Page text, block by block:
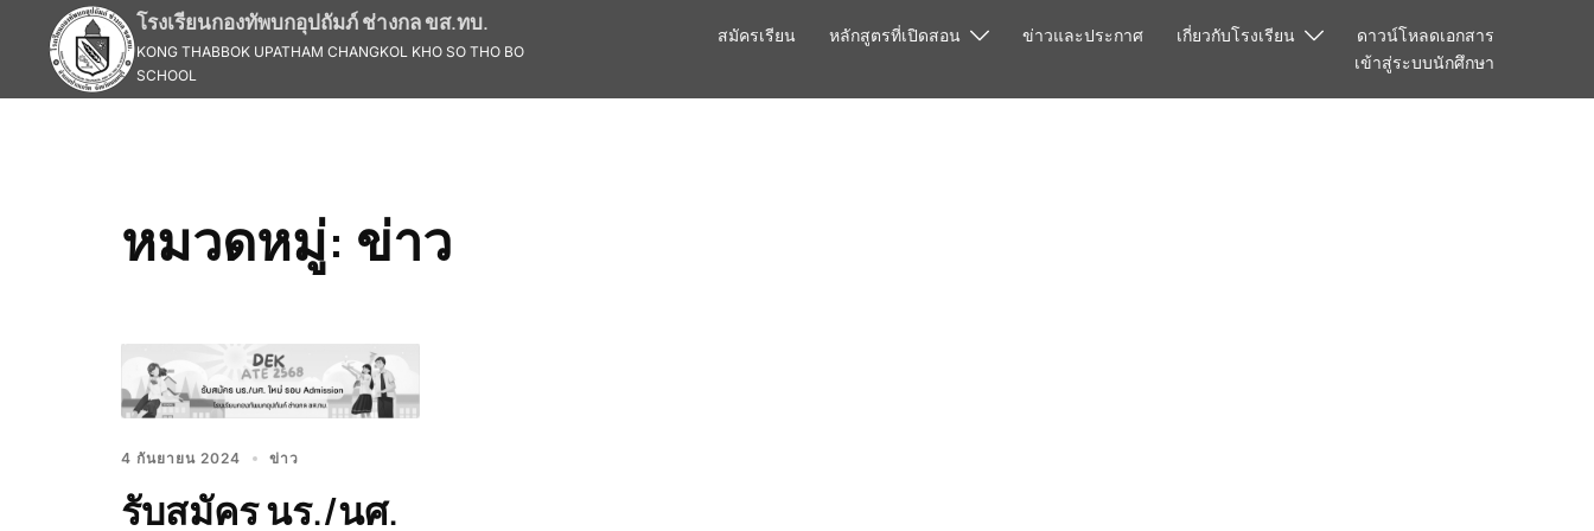
content
โรงเรียนกองทัพบกอุปถัมภ์ ช่างกล ขส.ทบ.
KONG THABBOK UPATHAM CHANGKOL KHO SO THO BO
SCHOOL
สมัครเรียน หลักสูตรที่เปิดสอน ข่าวและประกาศ เกี่ยวกับโรงเรียน
ดาวน์โหลดเอกสาร
เข้าสู่ระบบนักศึกษา
หมวดหมู่: ข่าว
4 กันยายน 2024 ข่าว
รับสมัคร นร./นศ.